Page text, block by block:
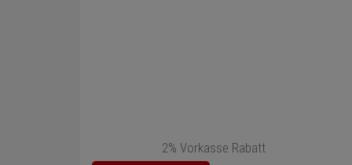
2% Vorkasse Rabatt